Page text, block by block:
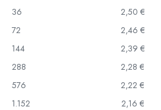
36
2,50 €
72
2,46 €
144
2,39 €
288
2,28 €
576
2,22 €
1.152
2,16 €